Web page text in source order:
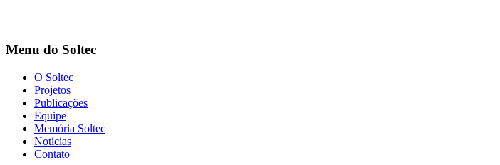
Menu do Soltec
O Soltec
Projetos
Publicações
Equipe
Memória Soltec
Notícias
Contato